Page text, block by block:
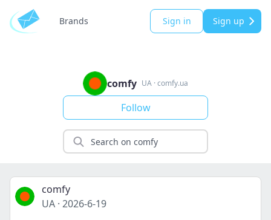
Brands Sign in Sign up
comfy UA ·comfy.ua
Follow
comfy
UA · 2026-6-19